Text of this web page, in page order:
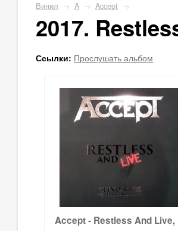
Винил → A → Accept →
2017.
Ссылки: Прослушать альбом
Accept - Restless And Live,